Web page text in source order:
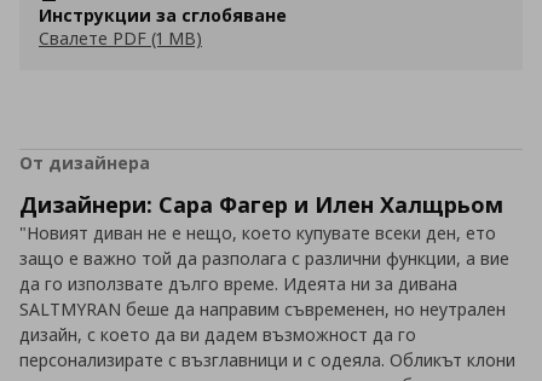
Инструкции за сглобяване
Свалете PDF (1 MB)
От дизайнера
Дизайнери: Сара Фагер и Илен Халщрьом
"Новият диван не е нещо, което купувате всеки ден, ето
защо е важно той да разполага с различни функции, а вие
да го използвате дълго време. Идеята ни за дивана
SALTMYRAN беше да направим съвременен, но неутрален
дизайн, с което да ви дадем възможност да го
персонализирате с възглавници и с одеяла. Обликът клони